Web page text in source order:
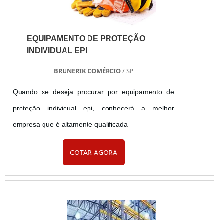
EQUIPAMENTO DE PROTEÇÃO
INDIVIDUAL EPI
BRUNERIK COMÉRCIO/ SP
Quando se deseja procurar por equipamento de
proteção individual epi, conhecerá a melhor
empresa que é altamente qualificada
COTAR AGORA